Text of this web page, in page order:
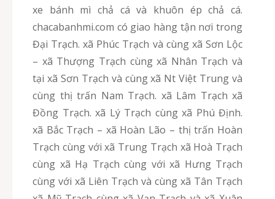
xe bánh mì chả cá và khuôn ép chả cá.
chacabanhmi.com có giao hàng tận nơi trong
Đại Trạch. xã Phúc Trạch và cùng xã Sơn Lộc
– xã Thượng Trạch cùng xã Nhân Trạch và
tại xã Sơn Trạch và cùng xã Nt Việt Trung và
cùng thị trấn Nam Trạch. xã Lâm Trạch xã
Đồng Trạch. xã Lý Trạch cùng xã Phú Định.
xã Bắc Trạch – xã Hoàn Lão – thị trấn Hoàn
Trạch cùng với xã Trung Trạch xã Hoà Trạch
cùng xã Hạ Trạch cùng với xã Hưng Trạch
cùng với xã Liên Trạch và cùng xã Tân Trạch